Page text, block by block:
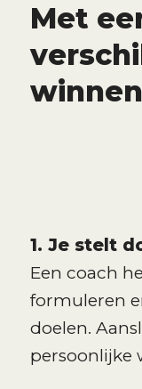
Met
winnen
1. Je stelt
Een coach
formuleren
doelen.
persoonlijke